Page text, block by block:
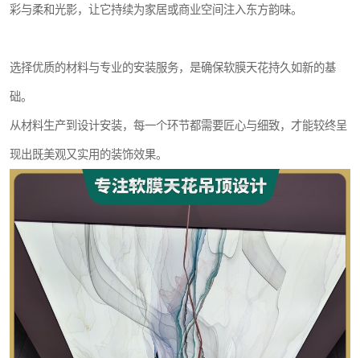
彩与柔和光影，让它持续为家居或商业空间注入东方韵味。
选择优质的材料与专业的安装服务，是确保软膜天花持久如新的基
础。
从材料生产到设计安装，每一个环节都需要匠心与细致，才能较终呈
现出既美观又实用的装饰效果。